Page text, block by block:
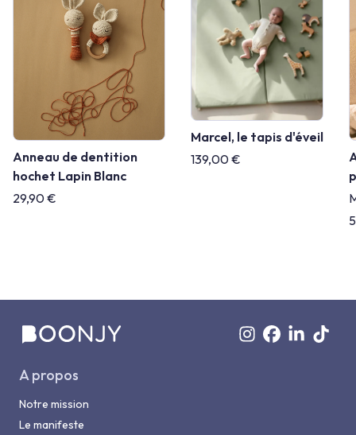
Anneau de dentition
hochet Lapin Blanc
29,90 €
Marcel, le tapis d'éveil
139,00 €
A propos
Notre mission
Le manifeste